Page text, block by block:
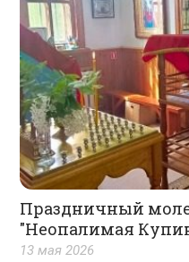
Праздничный
"Неопалимая
13 мая 2026